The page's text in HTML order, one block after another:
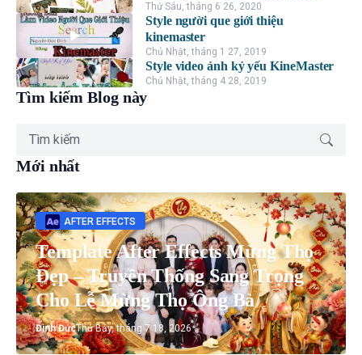
Thứ Sáu, tháng 6 26, 2020
Style người que giới thiệu
kinemaster
Chủ Nhật, tháng 1 27, 2019
Style video ảnh kỷ yếu KineMaster
Chủ Nhật, tháng 4 28, 2019
Tìm kiếm Blog này
Mới nhất
AFTER EFFECTS
Template After Effects Mừng Thọ
Đẹp – Truyền Thống Sang Trọng
Cho Lễ Mừng Thọ Ông Bà
Đình ĐứcThứ Bảy, tháng 7 18, 2026